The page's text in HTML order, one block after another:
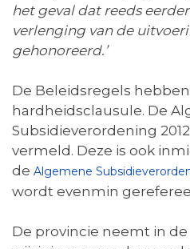
het geval dat reeds
verlenging van de
gehonoreerd.’
De Beleidsregels
hardheidsclausule. De
Subsidieverordening
vermeld. Deze is ook
de Algemene
wordt evenmin
De provincie neemt in